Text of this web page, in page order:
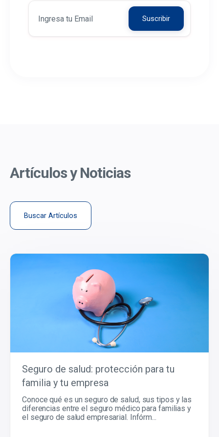
Artículos y Noticias
Buscar Artículos
Seguro de salud: protección para tu
familia y tu empresa
Conoce qué es un seguro de salud, sus tipos y las
diferencias entre el seguro médico para familias y
el seguro de salud empresarial. Infórm...